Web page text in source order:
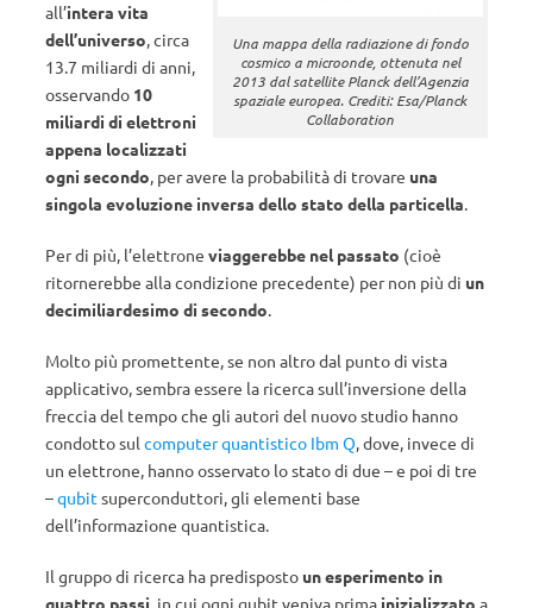
Una mappa della radiazione di fondo
cosmico a microonde, ottenuta nel
2013 dal satellite Planck dell’Agenzia
spaziale europea. Crediti: Esa/Planck
Collaboration
all’intera vita
dell’universo, circa
13.7 miliardi di anni,
osservando 10
miliardi di elettroni
appena localizzati
ogni secondo, per avere la probabilità di trovare una
singola evoluzione inversa dello stato della particella.
Per di più, l’elettrone viaggerebbe nel passato (cioè
ritornerebbe alla condizione precedente) per non più di un
decimiliardesimo di secondo.
Molto più promettente, se non altro dal punto di vista
applicativo, sembra essere la ricerca sull’inversione della
freccia del tempo che gli autori del nuovo studio hanno
condotto sul computer quantistico Ibm Q, dove, invece di
un elettrone, hanno osservato lo stato di due – e poi di tre
–qubit superconduttori, gli elementi base
dell’informazione quantistica.
Il gruppo di ricerca ha predisposto un esperimento in
quattro passi , in cui ogni qubit veniva prima inizializzato a